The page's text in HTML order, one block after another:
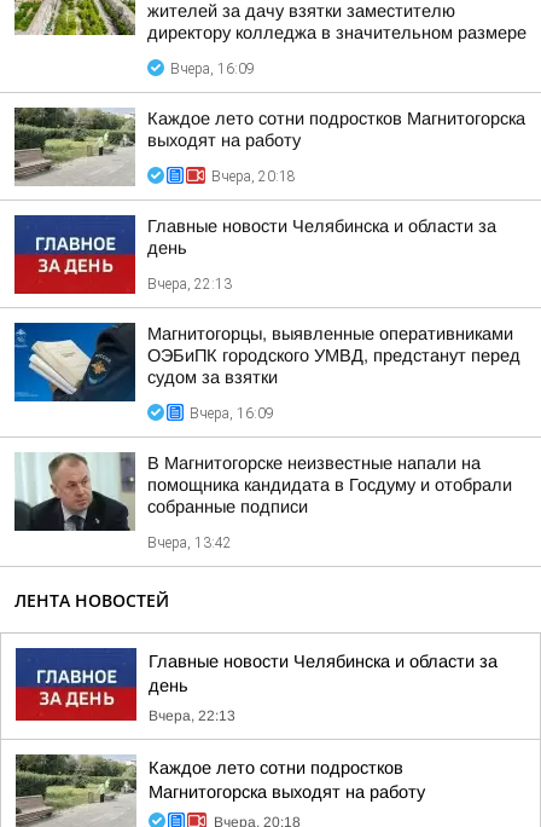
жителей за дачу взятки заместителю
директору колледжа в значительном размере
Вчера, 16:09
Каждое лето сотни подростков Магнитогорска
выходят на работу
Вчера, 20:18
Главные новости Челябинска и области за
день
Вчера, 22:13
Магнитогорцы, выявленные оперативниками
ОЭБиПК городского УМВД, предстанут перед
судом за взятки
Вчера, 16:09
В Магнитогорске неизвестные напали на
помощника кандидата в Госдуму и отобрали
собранные подписи
Вчера, 13:42
ЛЕНТА НОВОСТЕЙ
Главные новости Челябинска и области за
день
Вчера, 22:13
Каждое лето сотни подростков
Магнитогорска выходят на работу
Вчера, 20:18